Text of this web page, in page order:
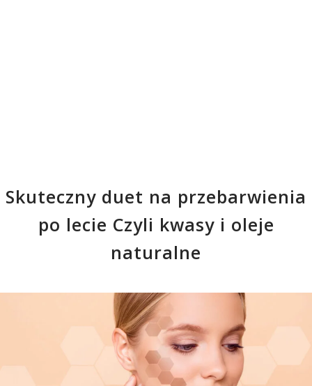
Skuteczny duet na przebarwienia
po lecie Czyli kwasy i oleje
naturalne